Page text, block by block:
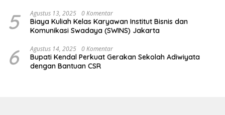
5 Agustus 13, 2025 0 Komentar
Biaya Kuliah Kelas Karyawan Institut Bisnis dan
Komunikasi Swadaya (SWINS) Jakarta
6 Agustus 14, 2025 0 Komentar
Bupati Kendal Perkuat Gerakan Sekolah Adiwiyata
dengan Bantuan CSR